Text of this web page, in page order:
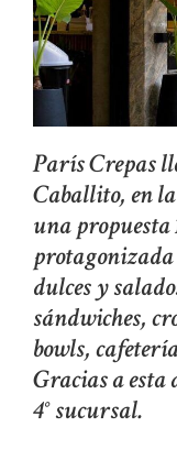
París Crepas
Caballito, en
una
protagonizada
dulces y
sándwiches,
bowls,
Gracias a
4° sucursal.